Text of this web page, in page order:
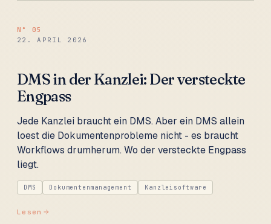
N° 05
22. APRIL 2026
DMS in der Kanzlei: Der versteckte
Engpass
Jede Kanzlei braucht ein DMS. Aber ein DMS allein
loest die Dokumentenprobleme nicht - es braucht
Workflows drumherum. Wo der versteckte Engpass
liegt.
DMS Dokumentenmanagement Kanzleisoftware
Lesen